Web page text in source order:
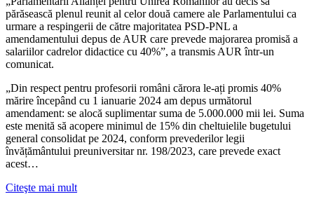
părăsească plenul reunit al celor două camere ale Parlamentului ca
urmare a respingerii de către majoritatea PSD-PNL a
amendamentului depus de AUR care prevede majorarea promisă a
salariilor cadrelor didactice cu 40%”, a transmis AUR într-un
comunicat.
„Din respect pentru profesorii români cărora le-ați promis 40%
mărire începând cu 1 ianuarie 2024 am depus următorul
amendament: se alocă suplimentar suma de 5.000.000 mii lei. Suma
este menită să acopere minimul de 15% din cheltuielile bugetului
general consolidat pe 2024, conform prevederilor legii
învățământului preuniversitar nr. 198/2023, care prevede exact
acest…
Citeşte mai mult